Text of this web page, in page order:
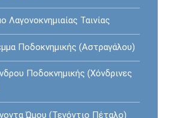
Λαγονοκνημιαίας Ταινίας
Ποδοκνημικής (Αστραγάλου)
Ποδοκνημικής (Χόνδρινες
Ώμου (Τενόντιο Πέταλο)